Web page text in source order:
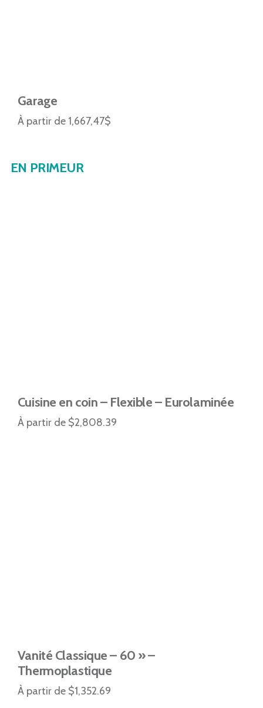
Garage
À partir de 1,667,47$
EN PRIMEUR
Cuisine en coin – Flexible – Eurolaminée
À partir de $2,808.39
Vanité Classique – 60 » –
Thermoplastique
À partir de $1,352.69